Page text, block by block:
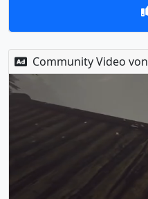
Community Video von